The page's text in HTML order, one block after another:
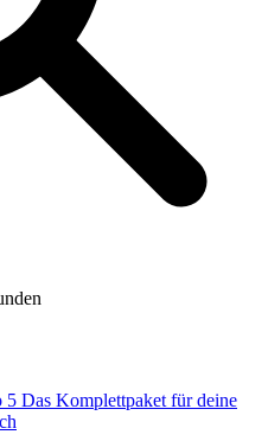
5 Das Komplettpaket für deine